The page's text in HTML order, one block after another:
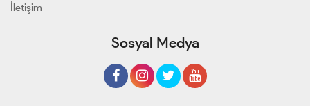
İletişim
Sosyal Medya